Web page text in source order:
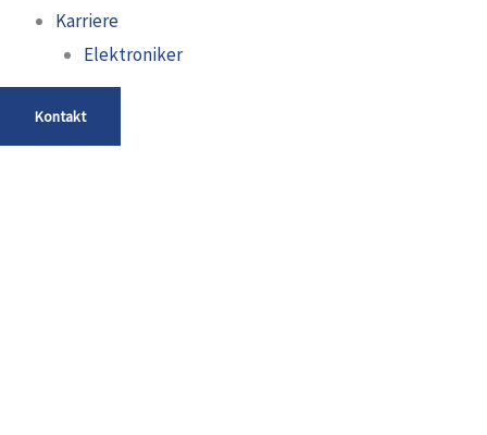
Karriere
Elektroniker
Kontakt